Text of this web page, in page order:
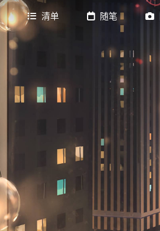
清单
书单
随笔